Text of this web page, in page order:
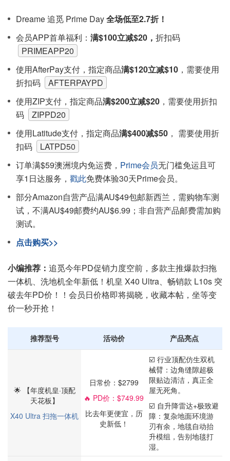
Dreame 追觅 Prime Day全场低至2.7折！
会员APP首单福利： 满$100立减$20， 折扣码
PRIMEAPP20
使用AfterPay支付，指定商品满$120立减$10 ，需要使用
折扣码
AFTERPAYPD
使用ZIP支付，指定商品满$200立减$20 ，需要使用折扣
码
ZIPPD20
使用Latitude支付，指定商品满$400减$50 ， 需要使用折
扣码
LATPD50
订单满$59澳洲境内免运费， Prime会员无门槛免运且可
享1日达服务， 戳此免费体验30天Prime会员。
部分Amazon自营产品满AU$49包邮新西兰，需购物车测
试，不满AU$49邮费约AU$6.99；非自营产品邮费需加购
测试。
点击购买>>
小编推荐： 追觅今年PD促销力度空前，多款主推爆款扫拖
一体机、洗地机全年新低！机皇 X40 Ultra、畅销款 L10s 突
破去年PD价！！会员日价格即将揭晓，收藏本帖，坐等变
价一秒开抢！
推荐型号 活动价 产品亮点
🌟 【年度机皇·顶配
天花板】
X40 Ultra 扫拖一体机
日常价：$2799
🔥 PD价：$749.99
比去年更便宜，历
史新低！
☑️ 行业顶配仿生双机
械臂：边角缝隙超极
限贴边清洁，真正全
屋无死角。
☑️ 自升降雷达+极致避
障：复杂地面环境游
刃有余，地毯自动抬
升模组，告别地毯打
湿。